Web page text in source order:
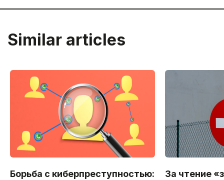
Similar articles
Борьба с киберпреступностью:
За чтение